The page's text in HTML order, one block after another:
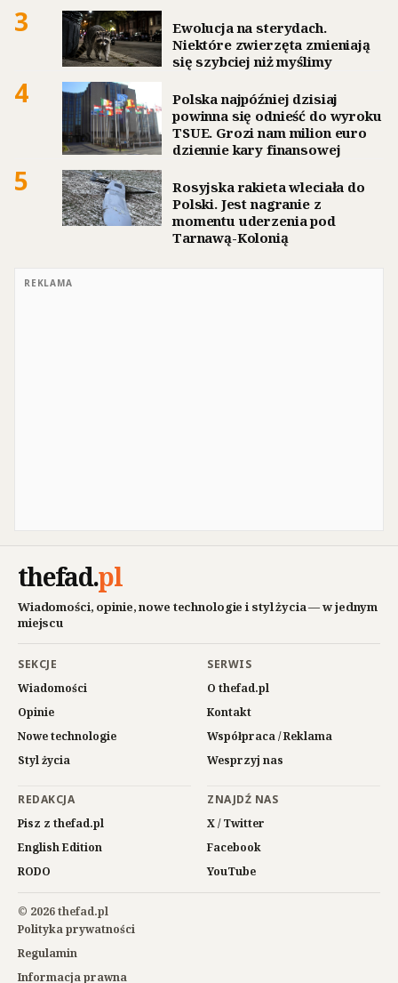
3
Ewolucja na sterydach.
Niektóre zwierzęta zmieniają
się szybciej niż myślimy
4
Polska najpóźniej dzisiaj
powinna się odnieść do wyroku
TSUE. Grozi nam milion euro
dziennie kary finansowej
5
Rosyjska rakieta wleciała do
Polski. Jest nagranie z
momentu uderzenia pod
Tarnawą-Kolonią
REKLAMA
thefad.pl
Wiadomości, opinie, nowe technologie i styl życia — w jednym
miejscu
SEKCJE
Wiadomości
Opinie
Nowe technologie
Styl życia
SERWIS
O thefad.pl
Kontakt
Współpraca / Reklama
Wesprzyj nas
REDAKCJA
Pisz z thefad.pl
English Edition
RODO
ZNAJDŹ NAS
X / Twitter
Facebook
YouTube
© 2026 thefad.pl
Polityka prywatności
Regulamin
Informacja prawna